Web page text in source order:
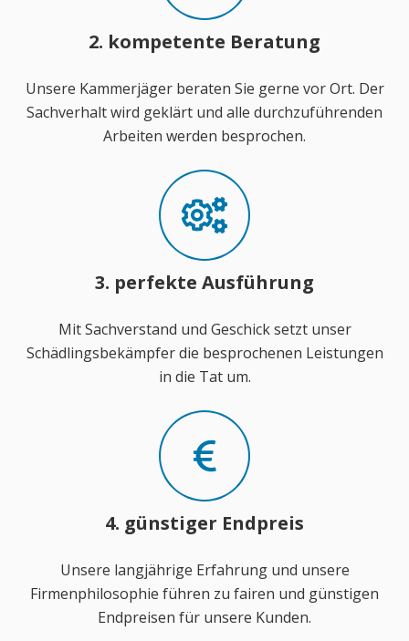
2. kompetente Beratung
Unsere Kammerjäger beraten Sie gerne vor Ort. Der
Sachverhalt wird geklärt und alle durchzuführenden
Arbeiten werden besprochen.
3. perfekte Ausführung
Mit Sachverstand und Geschick setzt unser
Schädlingsbekämpfer die besprochenen Leistungen
in die Tat um.
4. günstiger Endpreis
Unsere langjährige Erfahrung und unsere
Firmenphilosophie führen zu fairen und günstigen
Endpreisen für unsere Kunden.